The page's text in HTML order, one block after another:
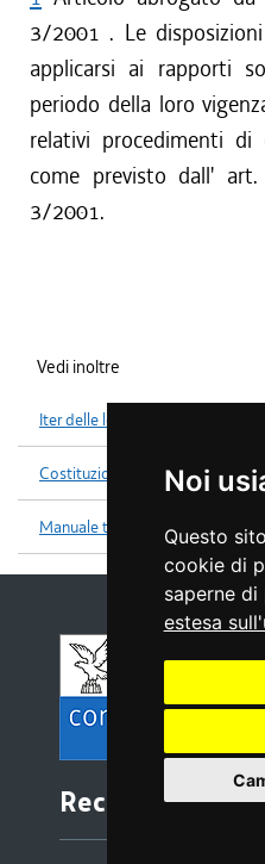
Noi
Questo
cookie di
saperne
estesa
3/2001 . Le
applicarsi ai rapporti
periodo della loro
relativi procedimenti
come previsto dall'
3/2001.
Vedi inoltre
Iter delle leggi
Costituzione
Manuale tecniche legislative
Recapiti e